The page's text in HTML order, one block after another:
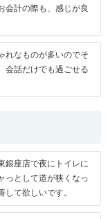
会計の際も、感じが良
れなものが多いのでそ
会話だけでも過ごせる
銀座店で夜にトイレに
っとして道が狭くなっ
て欲しいです。